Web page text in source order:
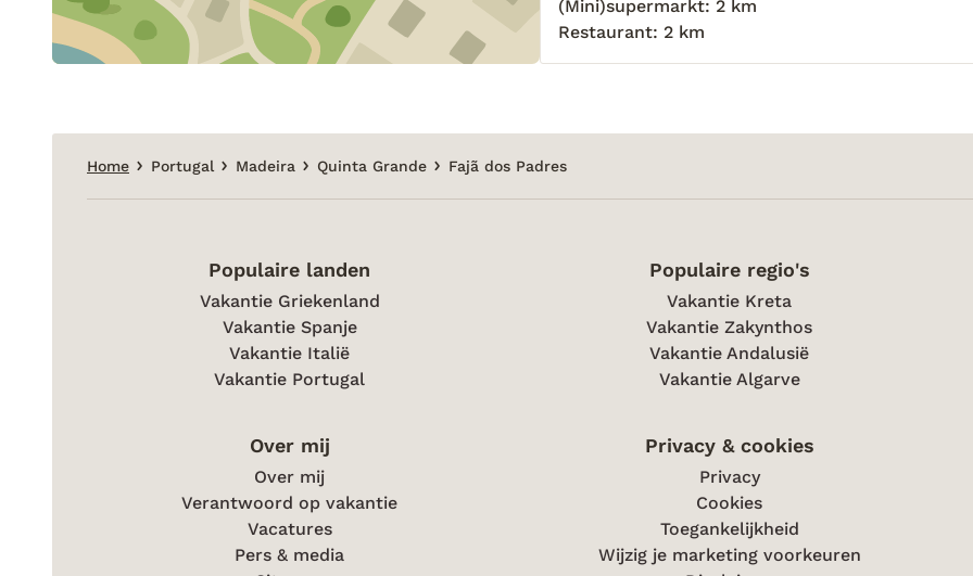
(Mini)supermarkt: 2 km
Restaurant: 2 km
Home Portugal Madeira Quinta Grande Fajã dos Padres
Populaire landen
Vakantie Griekenland
Vakantie Spanje
Vakantie Italië
Vakantie Portugal
Populaire regio's
Vakantie Kreta
Vakantie Zakynthos
Vakantie Andalusië
Vakantie Algarve
Over mij
Over mij
Verantwoord op vakantie
Vacatures
Pers & media
Privacy & cookies
Privacy
Cookies
Toegankelijkheid
Wijzig je marketing voorkeuren